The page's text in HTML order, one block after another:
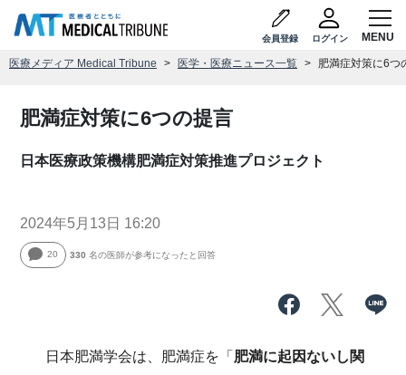
会員登録 ログイン
医療メディア Medical Tribune 医学・医療ニュース一覧 肥満症対策に6つ
肥満症対策に6つの提言
日本医療政策機構肥満症対策推進プロジェクト
2024年5月13日 16:20
20 330 名の医師が参考になったと回答
日本肥満学会は、肥満症を「 肥満に起因ないし関